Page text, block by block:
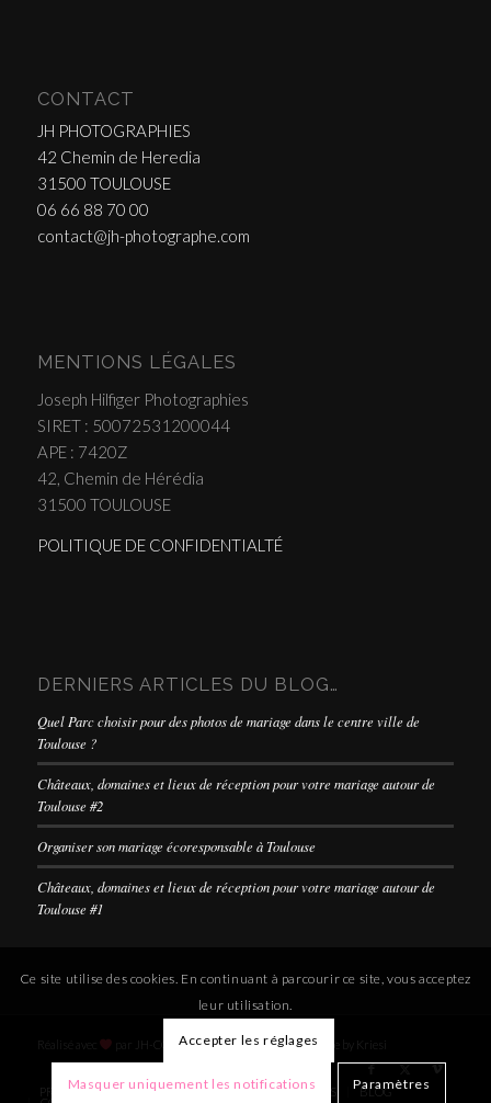
CONTACT
JH PHOTOGRAPHIES
42 Chemin de Heredia
31500 TOULOUSE
06 66 88 70 00
contact@jh-photographe.com
MENTIONS LÉGALES
Joseph Hilfiger Photographies
SIRET : 50072531200044
APE : 7420Z
42, Chemin de Hérédia
31500 TOULOUSE
POLITIQUE DE CONFIDENTIALTÉ
DERNIERS ARTICLES DU BLOG…
Quel Parc choisir pour des photos de mariage dans le centre ville de
Toulouse ?
Châteaux, domaines et lieux de réception pour votre mariage autour de
Toulouse #2
Organiser son mariage écoresponsable à Toulouse
Châteaux, domaines et lieux de réception pour votre mariage autour de
Toulouse #1
Réalisé avec JH-COMMUNICATION- Enfold Theme by Kriesi
PRÉSENTATION GALERIE TARIFS OPTIONS BLOG
Ce site utilise des cookies. En continuant à parcourir ce site, vous acceptez
leur utilisation.
Accepter les réglages
Masquer uniquement les notifications Paramètres